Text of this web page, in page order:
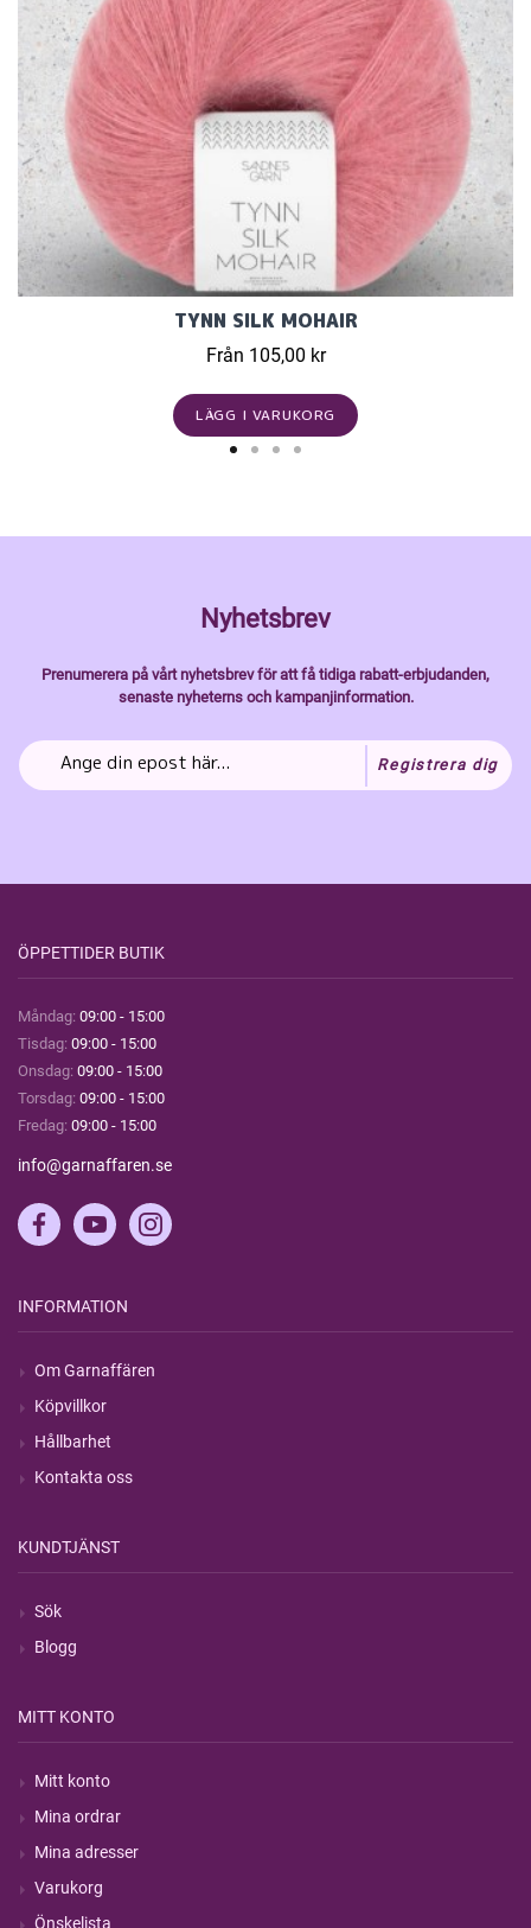
TYNN SILK MOHAIR
Från 105,00 kr
LÄGG I VARUKORG
Nyhetsbrev
Prenumerera på vårt nyhetsbrev för att få tidiga rabatt-erbjudanden,
senaste nyheterns och kampanjinformation.
Registrera dig
ÖPPETTIDER BUTIK
Måndag: 09:00 - 15:00
Tisdag: 09:00 - 15:00
Onsdag: 09:00 - 15:00
Torsdag: 09:00 - 15:00
Fredag: 09:00 - 15:00
info@garnaffaren.se
INFORMATION
Om Garnaffären
Köpvillkor
Hållbarhet
Kontakta oss
KUNDTJÄNST
Sök
Blogg
MITT KONTO
Mitt konto
Mina ordrar
Mina adresser
Varukorg
Önskelista